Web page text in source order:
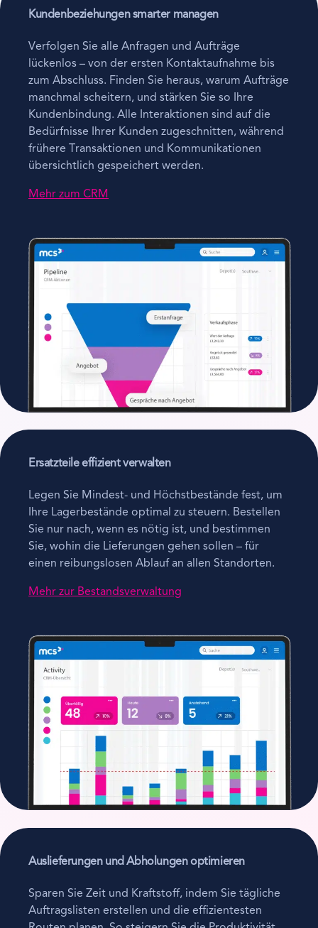
Kundenbeziehungen smarter managen
Verfolgen Sie alle Anfragen und Aufträge
lückenlos – von der ersten Kontaktaufnahme bis
zum Abschluss. Finden Sie heraus, warum Aufträge
manchmal scheitern, und stärken Sie so Ihre
Kundenbindung. Alle Interaktionen sind auf die
Bedürfnisse Ihrer Kunden zugeschnitten, während
frühere Transaktionen und Kommunikationen
übersichtlich gespeichert werden.
Mehr zum CRM
Ersatzteile effizient verwalten
Legen Sie Mindest- und Höchstbestände fest, um
Ihre Lagerbestände optimal zu steuern. Bestellen
Sie nur nach, wenn es nötig ist, und bestimmen
Sie, wohin die Lieferungen gehen sollen – für
einen reibungslosen Ablauf an allen Standorten.
Mehr zur Bestandsverwaltung
Auslieferungen und Abholungen optimieren
Sparen Sie Zeit und Kraftstoff, indem Sie tägliche
Auftragslisten erstellen und die effizientesten